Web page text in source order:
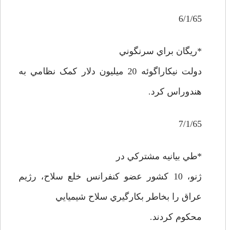
6/1/65
*ريگان براي سرنگوني
دولت نيکاراگوئه 20 ميليون دلار کمک نظامي به
هندوراس کرد.
7/1/65
*طي بيانيه مشترکي در
ژنو، 10 کشور عضو کنفرانس خلع سلاح، رژيم
عراق را بخاطر بکارگيري سلاح شيميايي
محکوم کردند.